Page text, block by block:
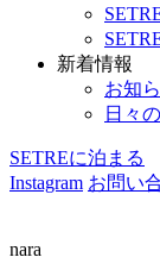
新着情報
お知
日々
SETREに泊まる
Instagram お問い
nara